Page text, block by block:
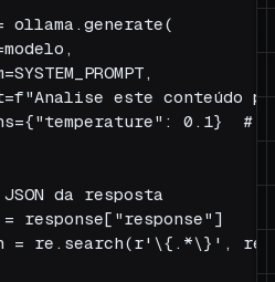
ollama.generate(
este conteúdo
0.1}  #
da resposta
response["response"]
= re.search(r'\{.*\}',